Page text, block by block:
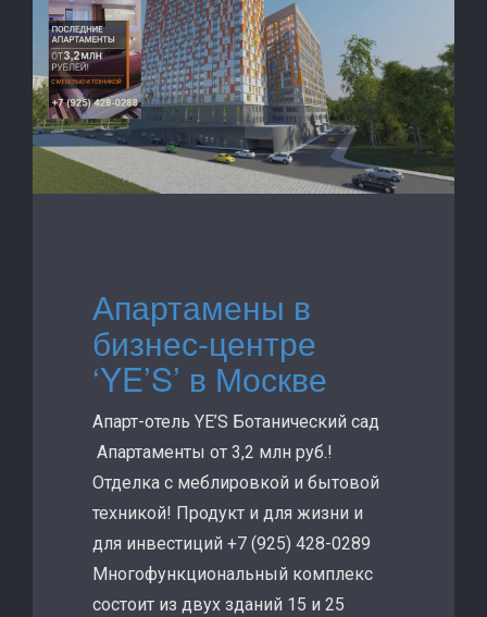
Апартамены в
бизнес-центре
‘YE’S’ в Москве
Апарт-отель YE’S Ботанический сад
Апартаменты от 3,2 млн руб.!
Отделка с меблировкой и бытовой
техникой! Продукт и для жизни и
для инвестиций +7 (925) 428-0289
Многофункциональный комплекс
состоит из двух зданий 15 и 25